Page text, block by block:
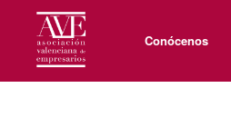
Conócenos